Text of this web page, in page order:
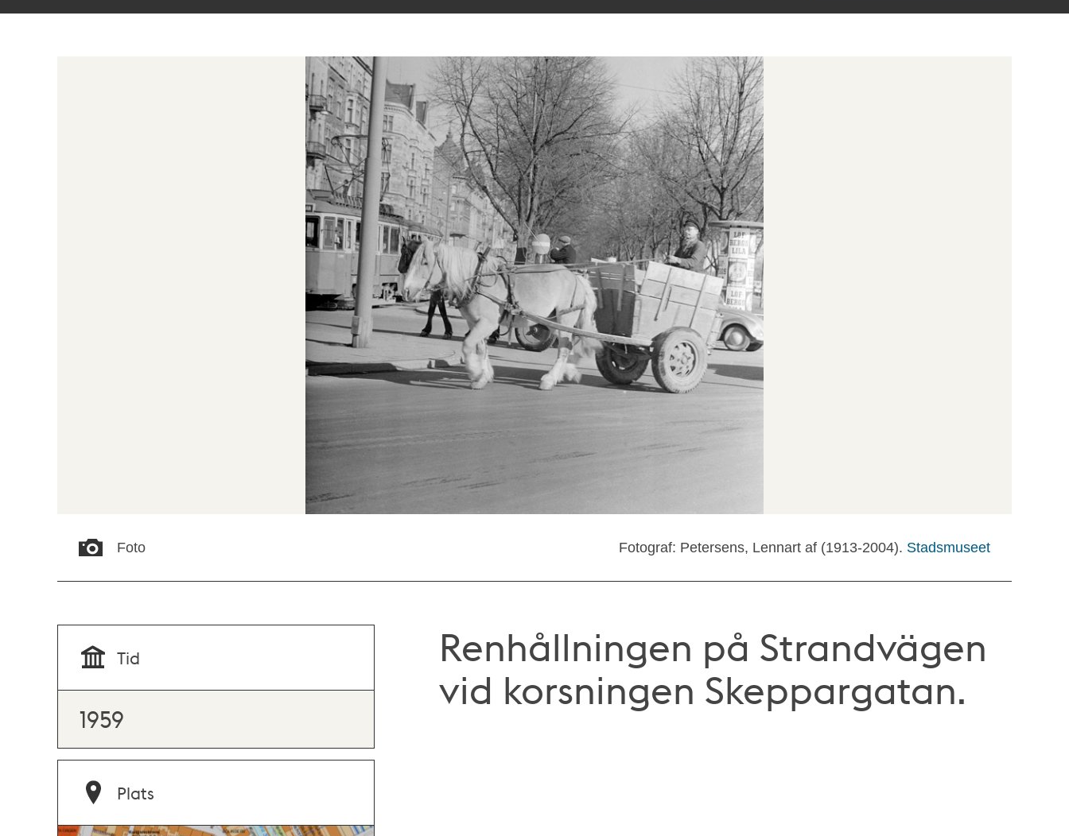
Foto Fotograf: Petersens, Lennart af (1913-2004). Stadsmuseet
Renhållningen på Strandvägen
vid korsningen Skeppargatan.
Tid
1959
Plats